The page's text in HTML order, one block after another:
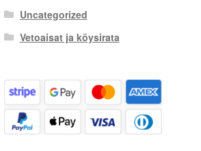
Uncategorized
Vetoaisat ja köysirata